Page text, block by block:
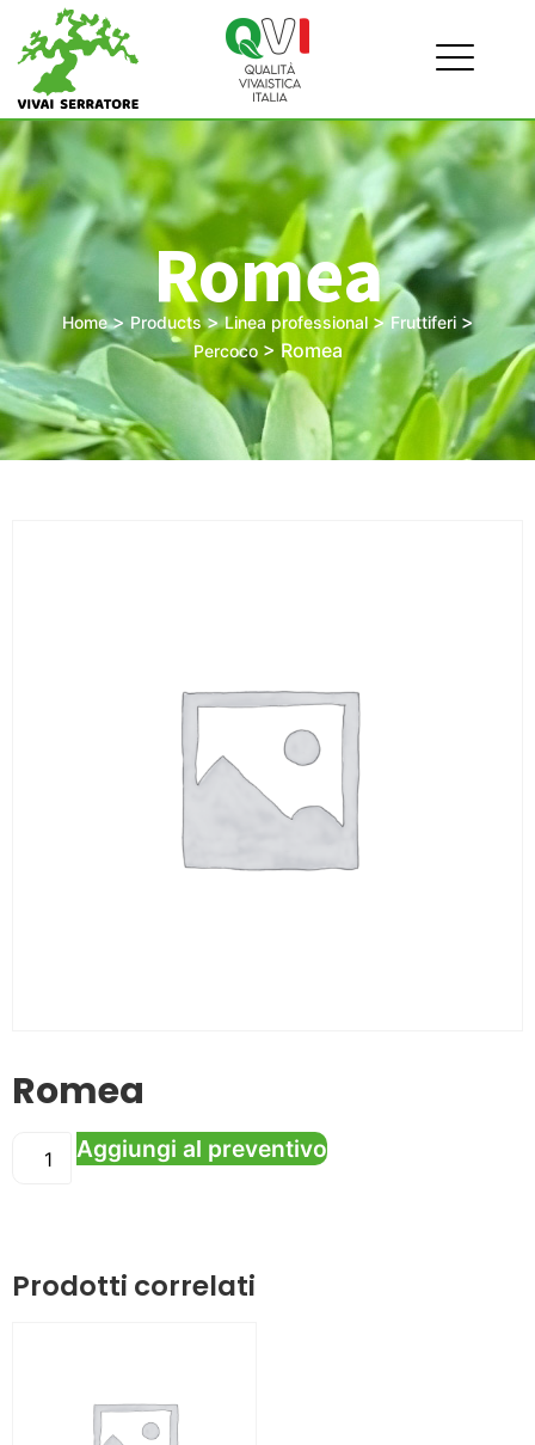
Romea
Home> Products>Linea professional>Fruttiferi>
Percoco> Romea
Romea
Aggiungi al preventivo
Prodotti correlati